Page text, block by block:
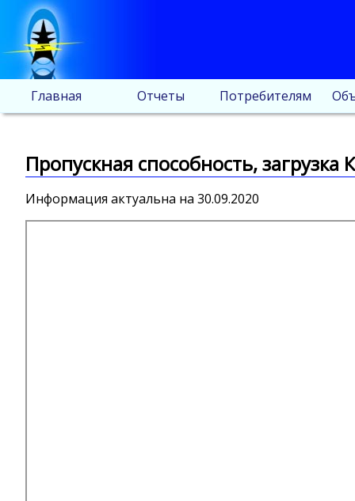
Главная Отчеты Потребителям
Пропускная способность, загрузка
Информация актуальна на 30.09.2020